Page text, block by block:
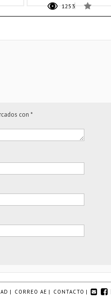
1253
con *
| CORREO AE | CONTACTO |